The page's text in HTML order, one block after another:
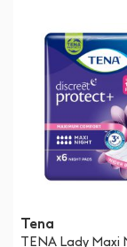
Tena
TENA Lady Maxi